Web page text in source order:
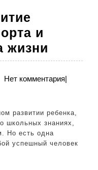
и
жизни
спорта
и
Нет комментария|
школьных знаниях,
Но есть одна
успешный человек